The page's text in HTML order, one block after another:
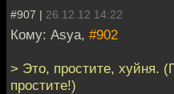
#907 | 26.12.12 14:22
Кому: Asya, #902
> Это, простите, хуйня.
простите!)